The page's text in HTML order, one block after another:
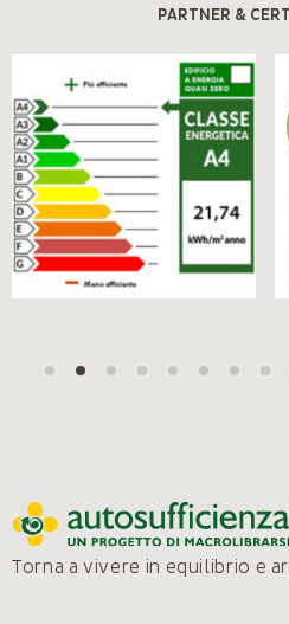
PARTNER &
Torna a vivere in equilibrio e